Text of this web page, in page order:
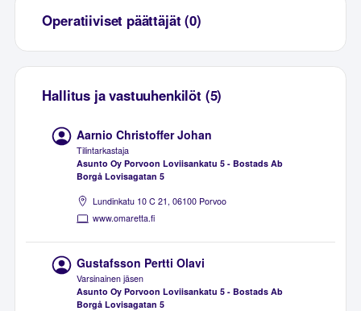
Operatiiviset päättäjät (0)
Hallitus ja vastuuhenkilöt (5)
Aarnio Christoffer Johan
Tilintarkastaja
Asunto Oy Porvoon Loviisankatu 5 - Bostads Ab
Borgå Lovisagatan 5
Lundinkatu 10 C 21, 06100 Porvoo
www.omaretta.fi
Gustafsson Pertti Olavi
Varsinainen jäsen
Asunto Oy Porvoon Loviisankatu 5 - Bostads Ab
Borgå Lovisagatan 5